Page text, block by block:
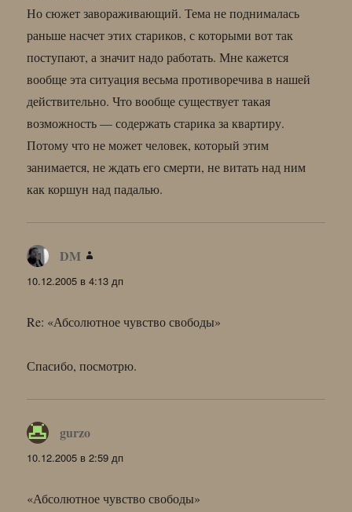
Но сюжет завораживающий. Тема не поднималась
раньше насчет этих стариков, с которыми вот так
поступают, а значит надо работать. Мне кажется
вообще эта ситуация весьма противоречива в нашей
действительно. Что вообще существует такая
возможность — содержать старика за квартиру.
Потому что не может человек, который этим
занимается, не ждать его смерти, не витать над ним
как коршун над падалью.
DM
10.12.2005 в 4:13 дп
Re: «Абсолютное чувство свободы»
Спасибо, посмотрю.
gurzo
10.12.2005 в 2:59 дп
«Абсолютное чувство свободы»